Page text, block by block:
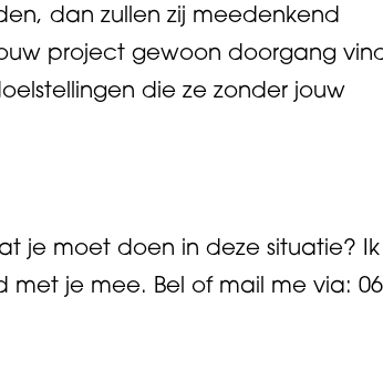
dan zullen zij meedenkend
project gewoon doorgang
die ze zonder jouw
je moet doen in deze situatie? Ik
met je mee. Bel of mail me via: